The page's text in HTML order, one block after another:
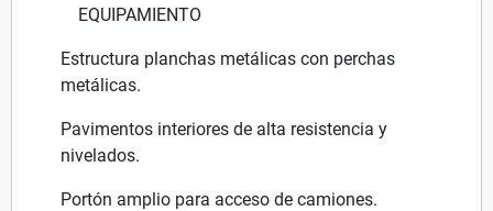
EQUIPAMIENTO
Estructura planchas metálicas con perchas
metálicas.
Pavimentos interiores de alta resistencia y
nivelados.
Portón amplio para acceso de camiones.